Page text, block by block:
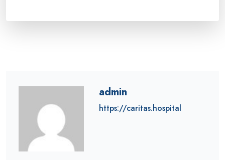
admin
https://caritas.hospital